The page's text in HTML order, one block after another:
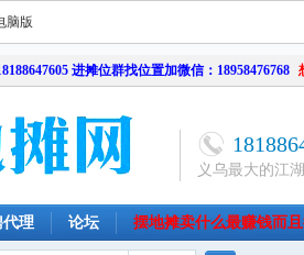
脑版
进摊位群找位置加微信：18958476768
义乌最大的江
代理 论坛 摆地摊卖什么最赚钱而